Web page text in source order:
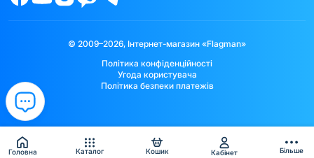
Головна Каталог Кошик Кабінет Більше
© 2009–2026, Інтернет-магазин «Flagman»
Політика конфіденційності
Угода користувача
Політика безпеки платежів